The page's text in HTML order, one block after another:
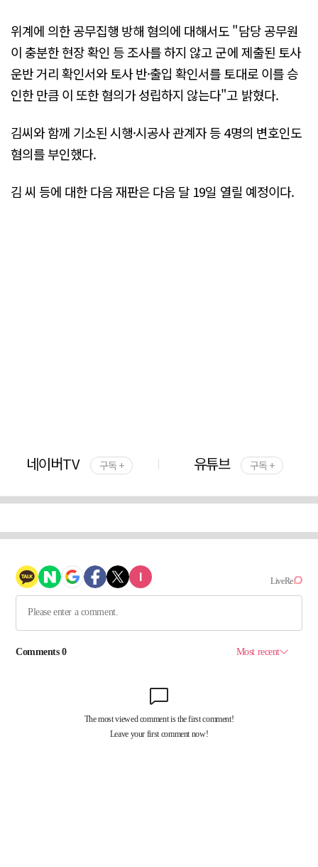
위계에 의한 공무집행 방해 혐의에 대해서도 "담당 공무원
이 충분한 현장 확인 등 조사를 하지 않고 군에 제출된 토사
운반 거리 확인서와 토사 반·출입 확인서를 토대로 이를 승
인한 만큼 이 또한 혐의가 성립하지 않는다"고 밝혔다.
김씨와 함께 기소된 시행·시공사 관계자 등 4명의 변호인도
혐의를 부인했다.
김 씨 등에 대한 다음 재판은 다음 달 19일 열릴 예정이다.
네이버TV 구독 + 유튜브 구독 +